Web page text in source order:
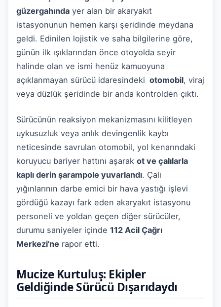
güzergahında yer alan bir akaryakıt
istasyonunun hemen karşı şeridinde meydana
geldi. Edinilen lojistik ve saha bilgilerine göre,
günün ilk ışıklarından önce otoyolda seyir
halinde olan ve ismi henüz kamuoyuna
açıklanmayan sürücü idaresindeki otomobil, viraj
veya düzlük şeridinde bir anda kontrolden çıktı.
Sürücünün reaksiyon mekanizmasını kilitleyen
uykusuzluk veya anlık devingenlik kaybı
neticesinde savrulan otomobil, yol kenarındaki
koruyucu bariyer hattını aşarak ot ve çalılarla
kaplı derin şarampole yuvarlandı. Çalı
yığınlarının darbe emici bir hava yastığı işlevi
gördüğü kazayı fark eden akaryakıt istasyonu
personeli ve yoldan geçen diğer sürücüler,
durumu saniyeler içinde 112 Acil Çağrı
Merkezi'ne rapor etti.
Mucize Kurtuluş: Ekipler
Geldiğinde Sürücü Dışarıdaydı